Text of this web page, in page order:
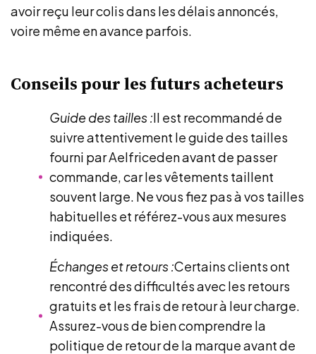
avoir reçu leur colis dans les délais annoncés,
voire même en avance parfois.
Conseils pour les futurs acheteurs
Guide des tailles :Il est recommandé de
suivre attentivement le guide des tailles
fourni par Aelfriceden avant de passer
commande, car les vêtements taillent
souvent large. Ne vous fiez pas à vos tailles
habituelles et référez-vous aux mesures
indiquées.
Échanges et retours :Certains clients ont
rencontré des difficultés avec les retours
gratuits et les frais de retour à leur charge.
Assurez-vous de bien comprendre la
politique de retour de la marque avant de